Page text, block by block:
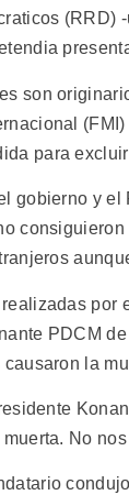
(RRD)
son
para
gobierno y
por
PDCM
la
No